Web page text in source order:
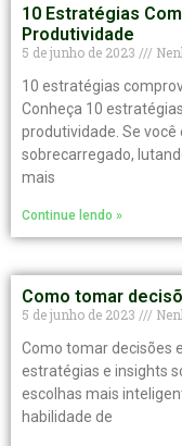
10 Estratégias
Produtividade
5 de junho de 2023
10 estratégias
Conheça 10
produtividade. Se
sobrecarregado,
mais
Continue lendo »
Como tomar
5 de junho de 2023
Como tomar decisões
estratégias e insights
escolhas mais
habilidade de